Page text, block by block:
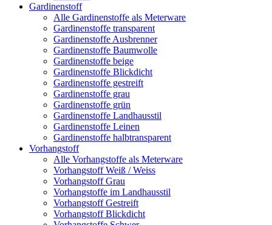
Gardinenstoff
Alle Gardinenstoffe als Meterware
Gardinenstoffe transparent
Gardinenstoffe Ausbrenner
Gardinenstoffe Baumwolle
Gardinenstoffe beige
Gardinenstoffe Blickdicht
Gardinenstoffe gestreift
Gardinenstoffe grau
Gardinenstoffe grün
Gardinenstoffe Landhausstil
Gardinenstoffe Leinen
Gardinenstoffe halbtransparent
Vorhangstoff
Alle Vorhangstoffe als Meterware
Vorhangstoff Weiß / Weiss
Vorhangstoff Grau
Vorhangstoffe im Landhausstil
Vorhangstoff Gestreift
Vorhangstoff Blickdicht